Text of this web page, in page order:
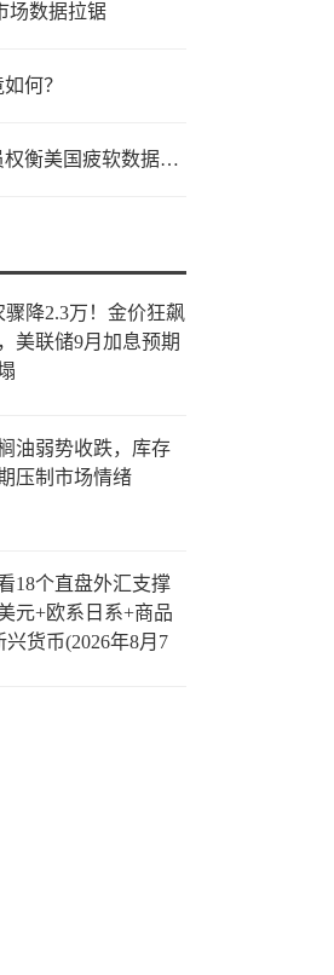
场数据拉锯
何？
日元陷入盘整，交易员权衡美国疲软数据与市场情绪
骤降2.3万！金价狂飙
美联储9月加息预期
油弱势收跌，库存
压制市场情绪
18个直盘外汇支撑
元+欧系日系+商品
兴货币(2026年8月7